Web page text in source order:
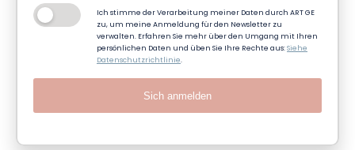
Ich stimme der Verarbeitung meiner Daten durch ART GE
zu, um meine Anmeldung für den Newsletter zu
verwalten. Erfahren Sie mehr über den Umgang mit Ihren
persönlichen Daten und üben Sie Ihre Rechte aus:Siehe
Datenschutzrichtlinie.
Sich anmelden